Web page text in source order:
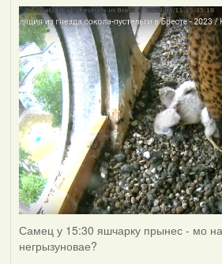
Самец у 15:30 яшчарку прынес - мо
негрызуновае?